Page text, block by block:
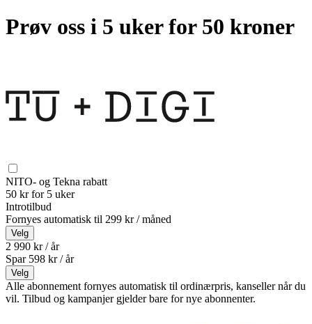
Prøv oss i 5 uker for 50 kroner
NITO- og Tekna rabatt
50 kr for 5 uker
Introtilbud
Fornyes automatisk til 299 kr / måned
Velg
2 990 kr / år
Spar 598 kr /år
Velg
Alle abonnement fornyes automatisk til ordinærpris, kanseller når du
vil. Tilbud og kampanjer gjelder bare for nye abonnenter.